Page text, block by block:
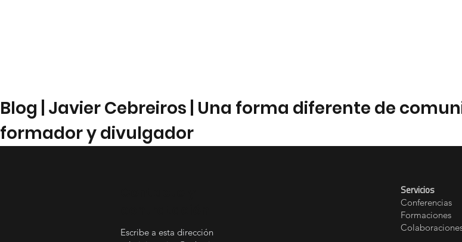
Blog | Javier Cebreiros | Una forma diferente de
formador y divulgador
Servicios
Conferencias
Formaciones
Escribe a esta dirección